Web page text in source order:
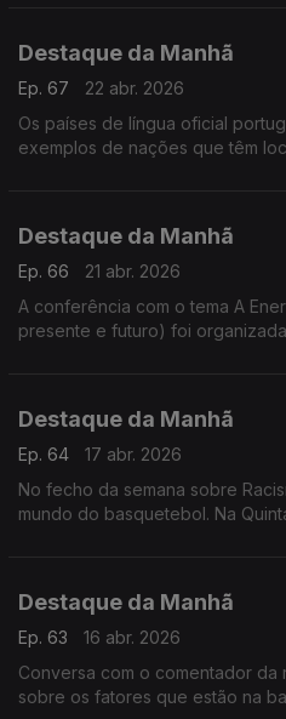
Destaque da Manhã
Ep. 67
22 abr. 2026
Os países de língua oficial
exemplos de nações que têm
Destaque da Manhã
Ep. 66
21 abr. 2026
A conferência com o tema A
presente e futuro) foi
Destaque da Manhã
Ep. 64
17 abr. 2026
No fecho da semana sobre
mundo do basquetebol. Na
Destaque da Manhã
Ep. 63
16 abr. 2026
Conversa com o comentador da
sobre os fatores que estão na